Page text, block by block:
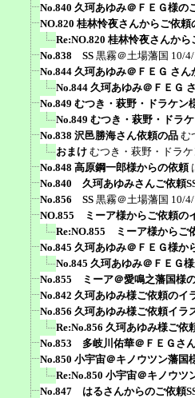
No.840 久珂あゆみ＠ＦＥＧ様の
NO.820 桂林怜夜さんからご依頼
Re:NO.820 桂林怜夜さんから
No.838 SS 黒霧＠土場藩国 10/
No.844 久珂あゆみ＠ＦＥＧ さ
No.844 久珂あゆみ＠ＦＥＧ
No.849 むつき・萩野・ドラケ
No.849 むつき・萩野・ドラ
No.838 沢邑勝海さん依頼の品 む
おまけ むつき・萩野・ドラ
No.848 高原鋼一郎様からの依頼
No.840 久珂あゆみさんご依頼
No.856 SS 黒霧＠土場藩国 10/
NO.855 ミーア様からご依頼の
Re:NO.855 ミーア様からご
No.845 久珂あゆみ＠ＦＥＧ様か
No.845 久珂あゆみ＠ＦＥＧ
No.855 ミーア＠愛鳴之藩国様
No.842 久珂あゆみ様ご依頼のイ
No.856 久珂あゆみ様ご依頼イラ
Re:No.856 久珂あゆみ様ご依
No.853 多岐川佑華＠ＦＥＧさ
No.850 小宇宙＠キノウツン藩国
Re:No.850 小宇宙＠キノウツ
No.847 はるさんからのご依頼